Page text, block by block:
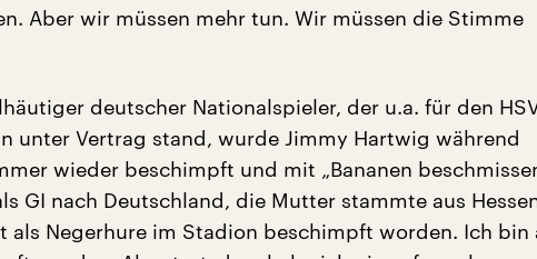
Aber wir müssen mehr tun. Wir müssen die Stimme
deutscher Nationalspieler, der u.a. für den
unter Vertrag stand, wurde Jimmy Hartwig während
wieder beschimpft und mit „Bananen
GI nach Deutschland, die Mutter stammte aus
als Negerhure im Stadion beschimpft worden. Ich bin